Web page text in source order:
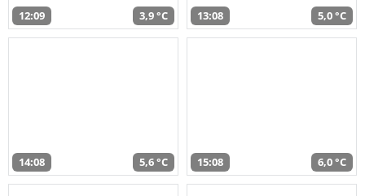
12:09 3,9 °C 13:08 5,0 °C
14:08 5,6 °C 15:08 6,0 °C